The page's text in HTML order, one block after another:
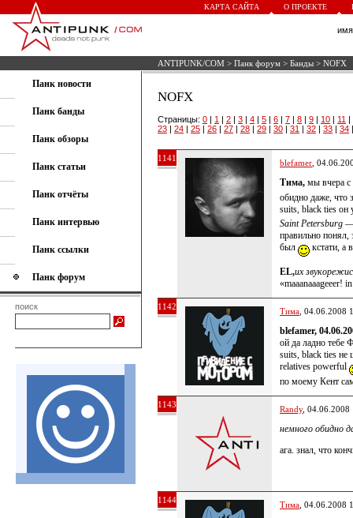
КАРТА САЙТА О ПРОЕКТЕ
ANTIPUNK/COM > Панк форум > Банды > NOFX
Панк новости
Панк банды
Панк обзоры
Панк статьи
Панк отчёты
Панк интервью
Панк ссылки
Панк форум
поиск
NOFX
Страницы: 0 | 1 | 2 | 3 | 4 | 5 | 6 | 7 | 8 | 9 | 10 | 11 |
23 | 24 | 25 | 26 | 27 | 28 | 29 | 30 | 31 | 32 | 33 | 34
1141 blefamer ,
Тима, мы вчера
обидно даже, что
suits, black ties
Saint Petersburg
правильно понял,
был
кстати, а
EL,их
«maaanaaageeer!
1142 Тима , 04.06.2008
blefamer,
ой да ладно тебе
suits, black ties не
relatives powerful
по моему Кент
1143 Randy, 04.06.2008
немного обидно
ага. знал, что
1144 Тима , 04.06.2008